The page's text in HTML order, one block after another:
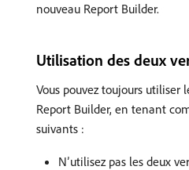
nouveau Report Builder.
Utilisation des deux
Vous pouvez toujours utiliser
Report Builder, en tenant
suivants :
N’utilisez pas les deux